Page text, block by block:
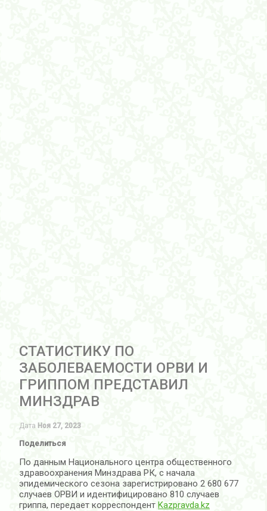
СТАТИСТИКУ ПО
ЗАБОЛЕВАЕМОСТИ ОРВИ И
ГРИППОМ ПРЕДСТАВИЛ
МИНЗДРАВ
Дата Ноя 27, 2023
Поделиться
По данным Национального центра общественного
здравоохранения Минздрава РК, с начала
эпидемического сезона зарегистрировано 2 680 677
случаев ОРВИ и идентифицировано 810 случаев
гриппа, передает корреспондент Kazpravda.kz